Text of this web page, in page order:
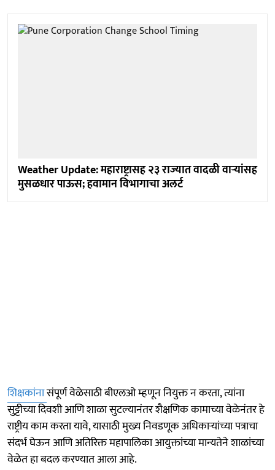
Weather Update: महाराष्ट्रासह २३ राज्यात वादळी वाऱ्यांसह
मुसळधार पाऊस; हवामान विभागाचा अलर्ट
शिक्षकांनासंपूर्ण वेळेसाठी बीएलओ म्हणून नियुक्त न करता, त्यांना
सुट्टीच्या दिवशी आणि शाळा सुटल्यानंतर शैक्षणिक कामाच्या वेळेनंतर हे
राष्ट्रीय काम करता यावे, यासाठी मुख्य निवडणूक अधिकाऱ्यांच्या पत्राचा
संदर्भ घेऊन आणि अतिरिक्त महापालिका आयुक्तांच्या मान्यतेने शाळांच्या
वेळेत हा बदल करण्यात आला आहे.